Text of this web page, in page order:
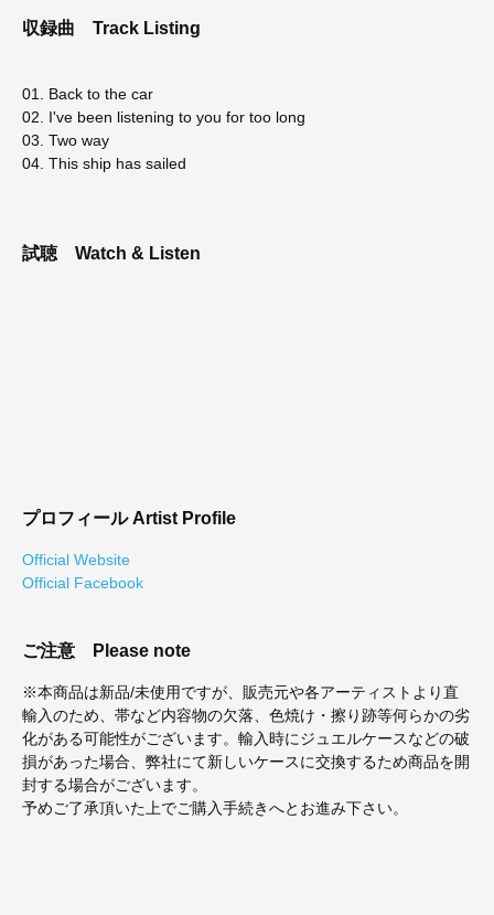
収録曲 Track Listing
01. Back to the car
02. I've been listening to you for too long
03. Two way
04. This ship has sailed
試聴 Watch & Listen
プロフィール Artist Profile
Official Website
Official Facebook
ご注意 Please note
※本商品は新品/未使用ですが、販売元や各アーティストより直
輸入のため、帯など内容物の欠落、色焼け・擦り跡等何らかの劣
化がある可能性がございます。輸入時にジュエルケースなどの破
損があった場合、弊社にて新しいケースに交換するため商品を開
封する場合がございます。
予めご了承頂いた上でご購入手続きへとお進み下さい。